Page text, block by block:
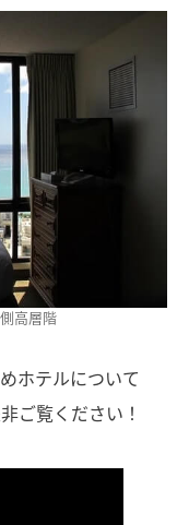
高層階
ホテルについて
ご覧ください！